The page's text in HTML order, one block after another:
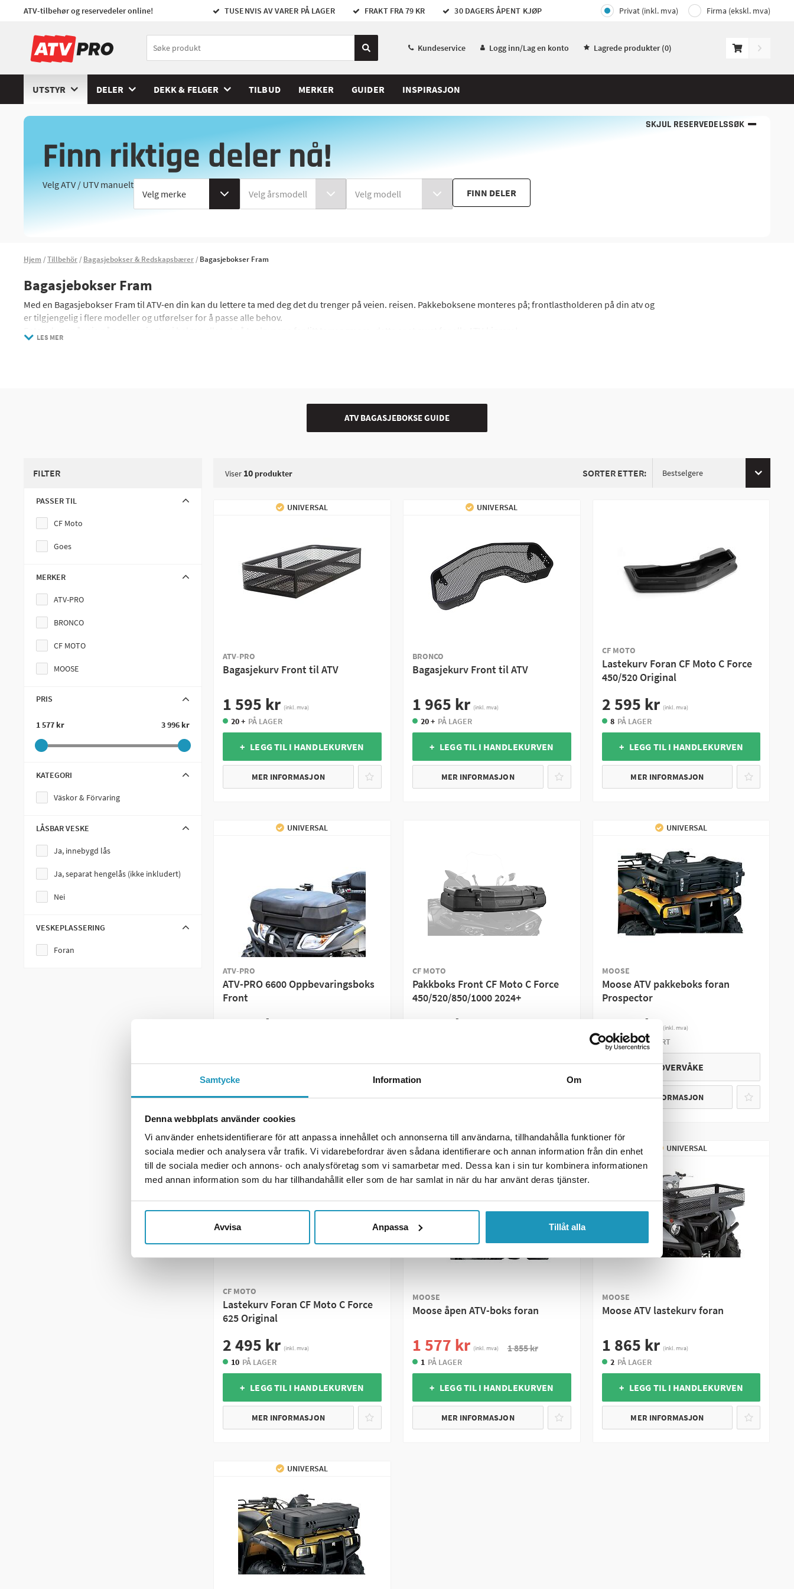
Samtycke Information Om
Denna webbplats använder cookies
Vi använder enhetsidentifierare för att anpassa innehållet och annonserna till användarna, tillhandahålla funktioner för
sociala medier och analysera vår trafik. Vi vidarebefordrar även sådana identifierare och annan information från din enhet
till de sociala medier och annons- och analysföretag som vi samarbetar med. Dessa kan i sin tur kombinera informationen
med annan information som du har tillhandahållit eller som de har samlat in när du har använt deras tjänster.
Avvisa Anpassa Tillåt alla
ATV-tilbehør og reservedeler online! TUSENVIS AV VARER PÅ LAGER FRAKT FRA 79 KR 30 DAGERS ÅPENT KJØP Privat (inkl. mva) Firma (ekskl. mva)
Kundeservice Logg inn/Lag en konto Lagrede produkter (0)
UTSTYR DELER DEKK & FELGER TILBUD MERKER GUIDER INSPIRASJON
SKJUL RESERVEDELSSØK
Finn riktige deler nå!
Velg ATV / UTV manuelt
FINN DELER
Hjem Tillbehör Bagasjebokser & Redskapsbærer Bagasjebokser Fram
Bagasjebokser Fram
Med en Bagasjebokser Fram til ATV-en din kan du lettere ta med deg det du trenger på veien. reisen. Pakkeboksene monteres på; frontlastholderen på din atv og
er tilgjengelig i flere modeller og utførelser for å passe alle behov.
Vil du vite mer om hvordan du monterer ATV frontlast eller hvilken type last du bør velge?
LES MER
ATV BAGASJEBOKSE GUIDE
FILTER
PASSER TIL
CF Moto
Goes
MERKER
ATV-PRO
BRONCO
CF MOTO
MOOSE
PRIS
1 577 kr 3 996 kr
KATEGORI
Väskor & Förvaring
LÅSBAR VESKE
Ja, innebygd lås
Ja, separat hengelås (ikke inkludert)
Nei
VESKEPLASSERING
Foran
Viser 10produkter SORTER ETTER: Bestselgere
UNIVERSAL
ATV-PRO
Bagasjekurv Front til ATV
1 595 kr (inkl. mva)
20 + PÅ LAGER
+ LEGG TIL I HANDLEKURVEN
MER INFORMASJON
UNIVERSAL
BRONCO
Bagasjekurv Front til ATV
1 965 kr (inkl. mva)
20 + PÅ LAGER
+ LEGG TIL I HANDLEKURVEN
MER INFORMASJON
CF MOTO
Lastekurv Foran CF Moto C Force
450/520 Original
2 595 kr (inkl. mva)
8 PÅ LAGER
+ LEGG TIL I HANDLEKURVEN
MER INFORMASJON
UNIVERSAL
ATV-PRO
ATV-PRO 6600 Oppbevaringsboks
Front
2 195 kr
+ LEGG TIL I HANDLEKURVEN
MER INFORMASJON
CF MOTO
Pakkboks Front CF Moto C Force
450/520/850/1000 2024+
3 995 kr
OVERVÅKE
MER INFORMASJON
UNIVERSAL
MOOSE
Moose ATV pakkeboks foran
Prospector
2 770 kr (inkl. mva)
KOMMER SNART
OVERVÅKE
MER INFORMASJON
CF MOTO
Lastekurv Foran CF Moto C Force
625 Original
2 495 kr (inkl. mva)
10 PÅ LAGER
+ LEGG TIL I HANDLEKURVEN
MER INFORMASJON
UNIVERSAL
MOOSE
Moose åpen ATV-boks foran
1 577 kr (inkl. mva) 1 855 kr
1 PÅ LAGER
+ LEGG TIL I HANDLEKURVEN
MER INFORMASJON
UNIVERSAL
MOOSE
Moose ATV lastekurv foran
1 865 kr (inkl. mva)
2 PÅ LAGER
+ LEGG TIL I HANDLEKURVEN
MER INFORMASJON
UNIVERSAL